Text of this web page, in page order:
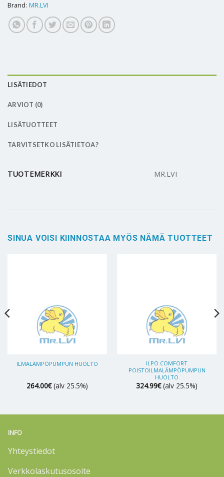
Brand: MR.LVI
LISÄTIEDOT
ARVIOT (0)
LISÄTUOTTEET
TARVITSETKO LISÄTIETOA?
TUOTEMERKKI MR.LVI
SINUA VOISI KIINNOSTAA MYÖS NÄMÄ TUOTTEET
ILMALÄMPÖPUMPUN HUOLTO
264.00€ (alv 25.5%)
ILPO COMFORT
POISTOILMALÄMPÖPUMPUN
HUOLTO
324.99€ (alv 25.5%)
INFO
Yhteystiedot
Verkkolaskutusosoite